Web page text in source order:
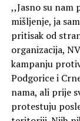
,,Jasno su nam
mišljenje, ja
pritisak od
organizacija,
kampanju
Podgorice i
nama, ali prije
protestuju